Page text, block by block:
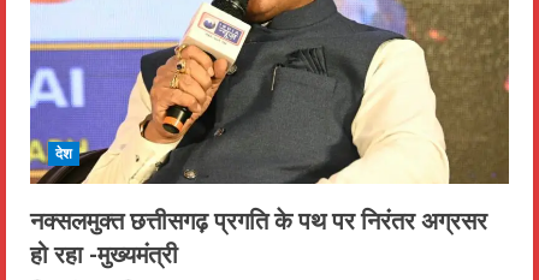
देश
नक्सलमुक्त छत्तीसगढ़ प्रगति के पथ पर निरंतर अग्रसर
हो रहा -मुख्यमंत्री